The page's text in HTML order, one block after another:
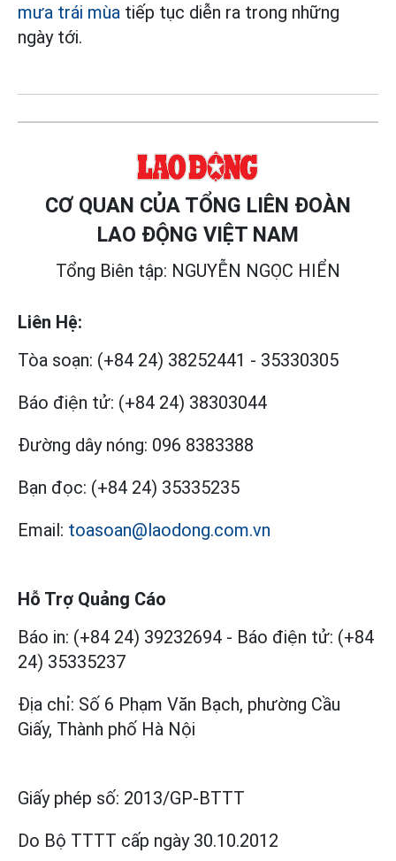
mưa trái mùa tiếp tục diễn ra trong những
ngày tới.
CƠ QUAN CỦA TỔNG LIÊN ĐOÀN
LAO ĐỘNG VIỆT NAM
Tổng Biên tập: NGUYỄN NGỌC HIỂN
Liên Hệ:
Tòa soạn: (+84 24) 38252441 - 35330305
Báo điện tử: (+84 24) 38303044
Đường dây nóng: 096 8383388
Bạn đọc: (+84 24) 35335235
Email: toasoan@laodong.com.vn
Hỗ Trợ Quảng Cáo
Báo in: (+84 24) 39232694 - Báo điện tử: (+84
24) 35335237
Địa chỉ: Số 6 Phạm Văn Bạch, phường Cầu
Giấy, Thành phố Hà Nội
Giấy phép số: 2013/GP-BTTT
Do Bộ TTTT cấp ngày 30.10.2012